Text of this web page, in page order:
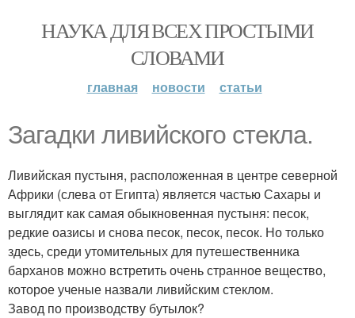
НАУКА ДЛЯ ВСЕХ ПРОСТЫМИ
СЛОВАМИ
главная новости статьи
Загадки ливийского стекла.
Ливийская пустыня, расположенная в центре северной
Африки (слева от Египта) является частью Сахары и
выглядит как самая обыкновенная пустыня: песок,
редкие оазисы и снова песок, песок, песок. Но только
здесь, среди утомительных для путешественника
барханов можно встретить очень странное вещество,
которое ученые назвали ливийским стеклом.
Завод по производству бутылок?